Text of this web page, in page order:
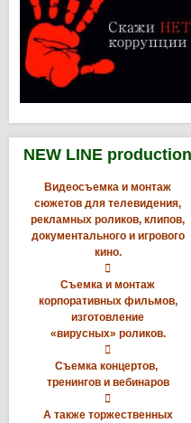
NEW LINE production
Видеосъемка и монтаж
сюжетов для телевидения,
рекламных роликов, клипов,
документального и игрового
кино.

Съемка и монтаж
корпоративных фильмов,
изготовление
«вирусных» роликов.

Съемка концертов,
тренингов и вебинаров

А также торжественных